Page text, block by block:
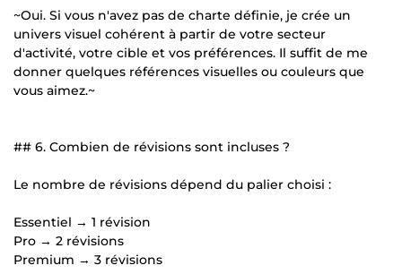
~Oui. Si vous n'avez pas de charte définie, je crée un
univers visuel cohérent à partir de votre secteur
d'activité, votre cible et vos préférences. Il suffit de me
donner quelques références visuelles ou couleurs que
vous aimez.~
## 6. Combien de révisions sont incluses ?
Le nombre de révisions dépend du palier choisi :
Essentiel → 1 révision
Pro → 2 révisions
Premium → 3 révisions